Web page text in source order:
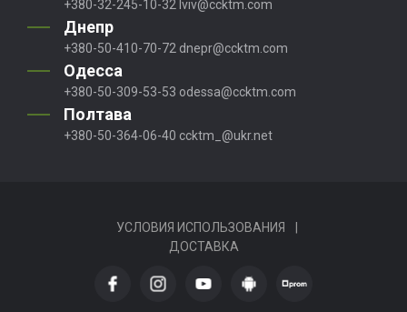
+380-32-245-10-32 lviv@ccktm.com
Днепр
+380-50-410-70-72 dnepr@ccktm.com
Одесса
+380-50-309-53-53 odessa@ccktm.com
Полтава
+380-50-364-06-40 ccktm_@ukr.net
УСЛОВИЯ ИСПОЛЬЗОВАНИЯ
ДОСТАВКА